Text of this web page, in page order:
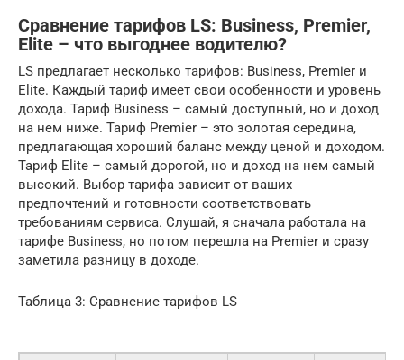
Сравнение тарифов LS: Business, Premier,
Elite – что выгоднее водителю?
LS предлагает несколько тарифов: Business, Premier и
Elite. Каждый тариф имеет свои особенности и уровень
дохода. Тариф Business – самый доступный, но и доход
на нем ниже. Тариф Premier – это золотая середина,
предлагающая хороший баланс между ценой и доходом.
Тариф Elite – самый дорогой, но и доход на нем самый
высокий. Выбор тарифа зависит от ваших
предпочтений и готовности соответствовать
требованиям сервиса. Слушай, я сначала работала на
тарифе Business, но потом перешла на Premier и сразу
заметила разницу в доходе.
Таблица 3: Сравнение тарифов LS